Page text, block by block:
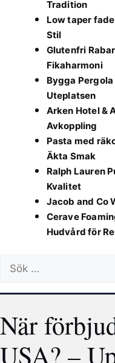
Tradition
Low taper
Stil
Glutenfri
Fikaharmoni
Bygga
Uteplatsen
Arken Hotel &
Avkoppling
Pasta med
Äkta Smak
Ralph Lauren
Kvalitet
Jacob and Co
Cerave
Hudvård för
Sök
efter:
När
USA? –